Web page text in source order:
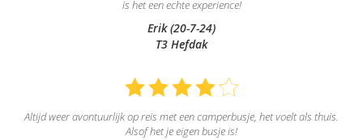
is het een echte experience!
Erik (20-7-24)
T3 Hefdak
Altijd weer avontuurlijk op reis met een camperbusje, het voelt als thuis.
Alsof het je eigen busje is!